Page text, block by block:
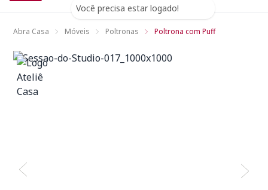
Você precisa estar logado!
Abra Casa Móveis Poltronas Poltrona com Puff